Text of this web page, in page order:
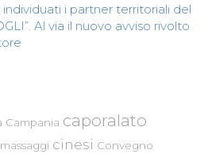
i partner territoriali del
Al via il nuovo avviso rivolto
Campania caporalato
cinesi Convegno